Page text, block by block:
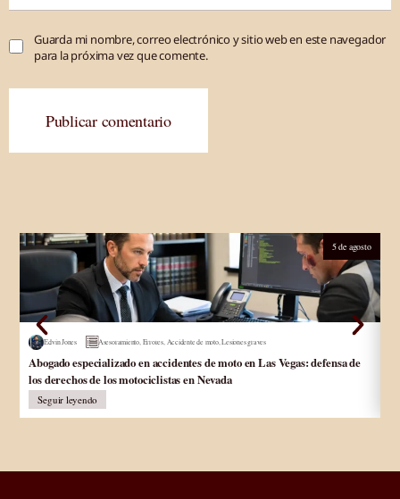
Guarda mi nombre, correo electrónico y sitio web en este navegador
para la próxima vez que comente.
Publicar comentario
5 de agosto
Edvin Jones Asesoramiento, Errores, Accidente de moto,Lesiones graves
Abogado especializado en accidentes de moto en Las Vegas: defensa de
los derechos de los motociclistas en Nevada
Seguir leyendo